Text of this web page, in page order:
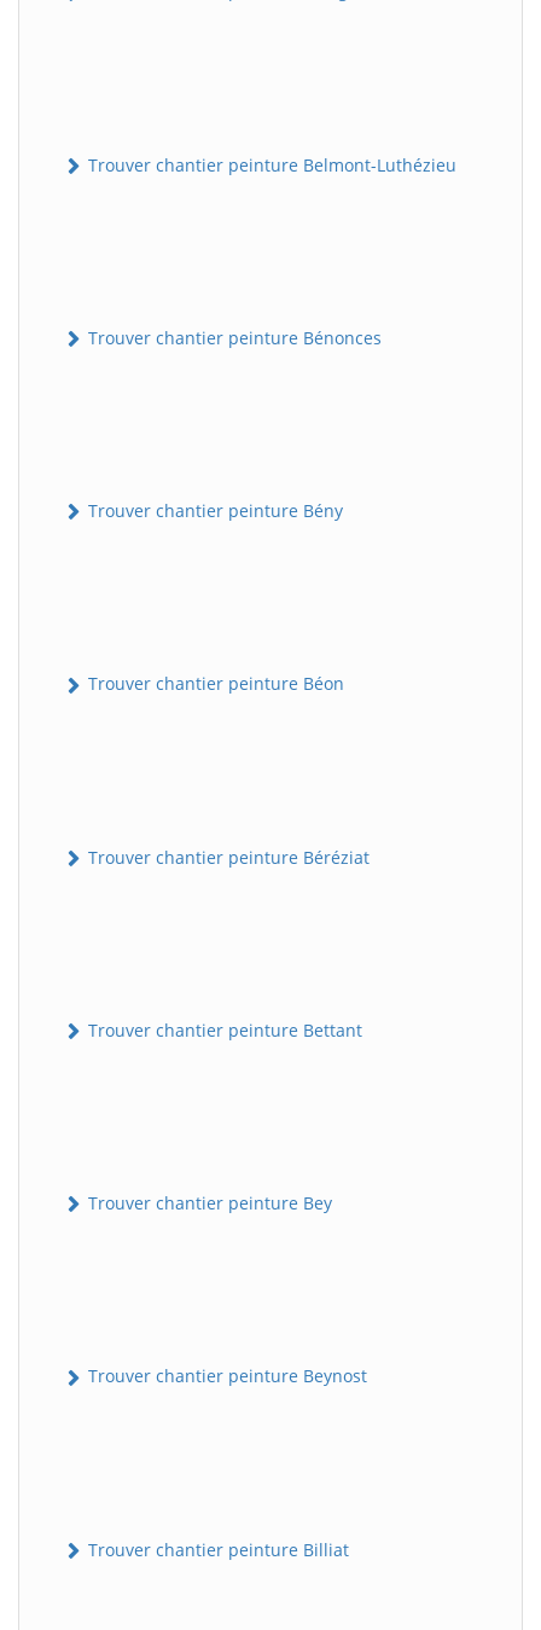
Trouver chantier peinture Belmont-Luthézieu
Trouver chantier peinture Bénonces
Trouver chantier peinture Bény
Trouver chantier peinture Béon
Trouver chantier peinture Béréziat
Trouver chantier peinture Bettant
Trouver chantier peinture Bey
Trouver chantier peinture Beynost
Trouver chantier peinture Billiat